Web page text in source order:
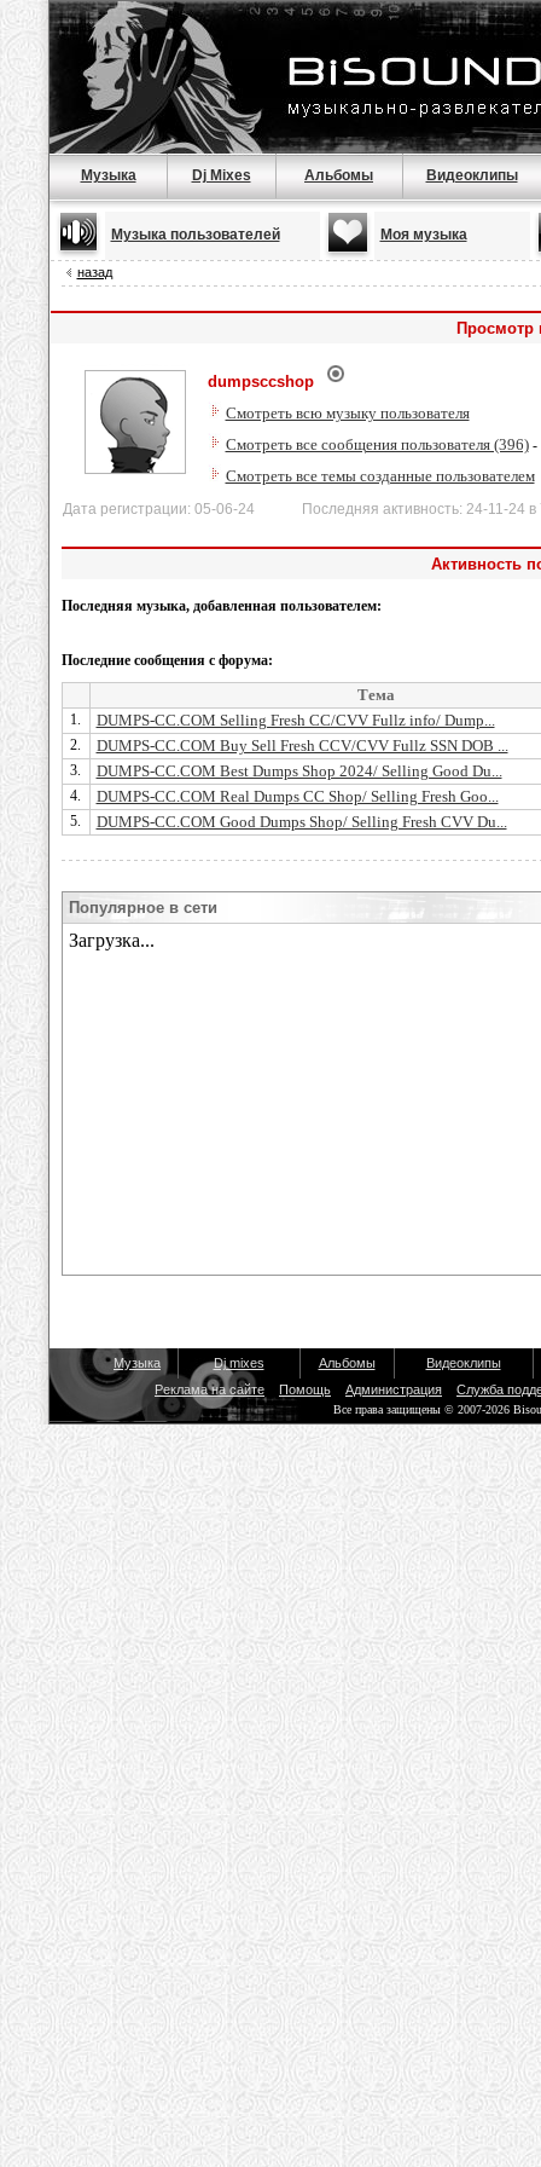
Музыка Dj Mixes Альбомы Видеоклипы
Музыка пользователей Моя музыка
назад
Просмотр
dumpsccshop
Смотреть всю музыку пользователя
Смотреть все сообщения пользователя (396)-
Смотреть все темы созданные пользователем
Дата регистрации: 05-06-24 Последняя активность: 24-11-24 в
Активность
Последняя музыка, добавленная пользователем:
Последние сообщения с форума:
Тема
1. DUMPS-CC.COM Selling Fresh CC/CVV Fullz info/ Dump...
2. DUMPS-CC.COM Buy Sell Fresh CCV/CVV Fullz SSN DOB ...
3. DUMPS-CC.COM Best Dumps Shop 2024/ Selling Good Du...
4. DUMPS-CC.COM Real Dumps CC Shop/ Selling Fresh Goo...
5. DUMPS-CC.COM Good Dumps Shop/ Selling Fresh CVV Du...
Популярное в сети
Музыка Dj mixes Альбомы
Видеоклипы
Реклама на сайте
Помощь Администрация Служба
Все права защищены © 2007-2026